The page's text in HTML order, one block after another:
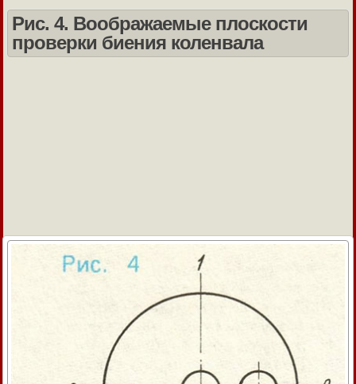
Рис. 4. Воображаемые плоскости
проверки биения коленвала